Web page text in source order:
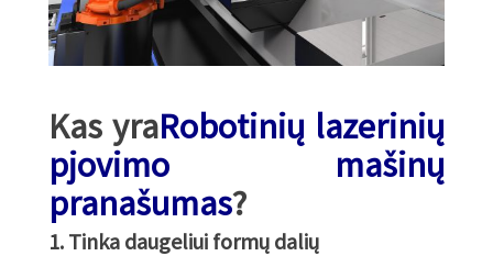
Kas yraRobotinių lazerinių
pjovimo mašinų
pranašumas?
1. Tinka daugeliui formų dalių